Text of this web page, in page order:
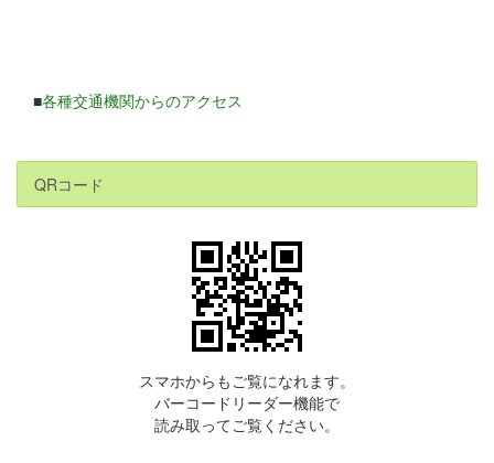
■各種交通機関からのアクセス
QRコード
スマホからもご覧になれます。
バーコードリーダー機能で
読み取ってご覧ください。